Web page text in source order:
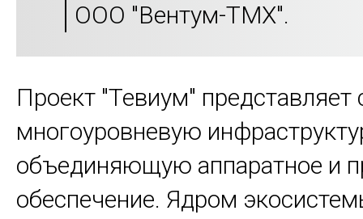
ООО "Вентум-ТМХ".
Проект "Тевиум" представляет
многоуровневую
объединяющую аппаратное и
обеспечение. Ядром